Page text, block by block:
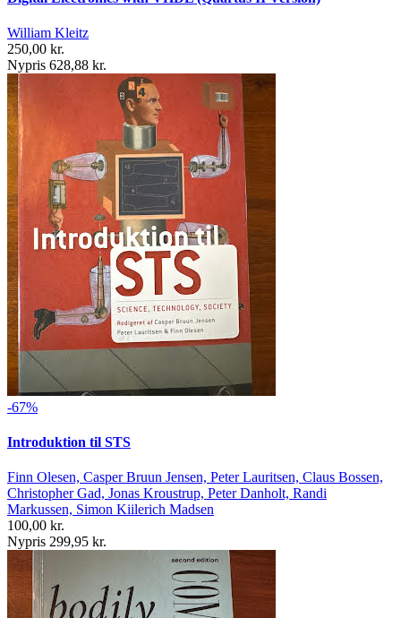
William Kleitz
250,00 kr.
Nypris 628,88 kr.
-67%
Introduktion til STS
Finn Olesen, Casper Bruun Jensen, Peter Lauritsen, Claus Bossen,
Christopher Gad, Jonas Kroustrup, Peter Danholt, Randi
Markussen, Simon Kiilerich Madsen
100,00 kr.
Nypris 299,95 kr.